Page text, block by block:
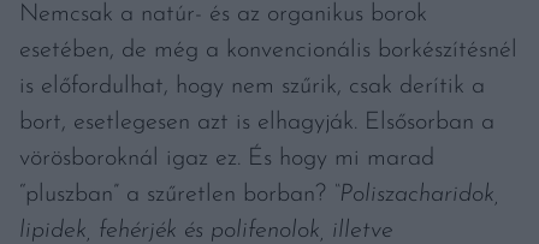
Nemcsak a natúr- és az organikus borok
esetében, de még a konvencionális borkészítésnél
is előfordulhat, hogy nem szűrik, csak derítik a
bort, esetlegesen azt is elhagyják. Elsősorban a
vörösboroknál igaz ez. És hogy mi marad
“pluszban” a szűretlen borban? “Poliszacharidok,
lipidek, fehérjék és polifenolok, illetve